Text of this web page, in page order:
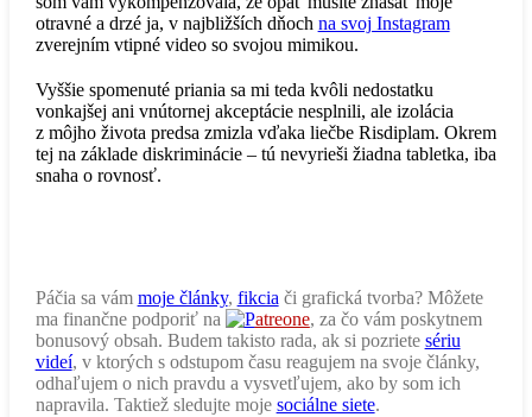
otravné a drzé ja, v najbližších dňoch na svoj Instagram
zverejním vtipné video so svojou mimikou.
Vyššie spomenuté priania sa mi teda kvôli nedostatku
vonkajšej ani vnútornej akceptácie nesplnili, ale izolácia
z môjho života predsa zmizla vďaka liečbe Risdiplam. Okrem
tej na základe diskriminácie – tú nevyrieši žiadna tabletka, iba
snaha o rovnosť.
Páčia sa vám moje články, fikcia či grafická tvorba? Môžete
ma finančne podporiť na
atreone, za čo vám poskytnem
bonusový obsah. Budem takisto rada, ak si pozriete sériu
videí, v ktorých s odstupom času reagujem na svoje články,
odhaľujem o nich pravdu a vysvetľujem, ako by som ich
napravila. Taktiež sledujte moje sociálne siete.